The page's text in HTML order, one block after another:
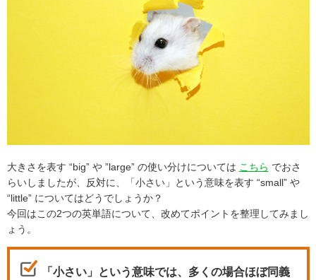
大きさを表す “big” や ”large” の使い分けについては こちら でおさ
らいしましたが、反対に、「小さい」という意味を表す “small” や
“little” についてはどうでしょうか？
今回はこの2つの英単語について、改めてポイントを整理してみまし
ょう。
「小さい」という意味では、多くの場合ほぼ同義